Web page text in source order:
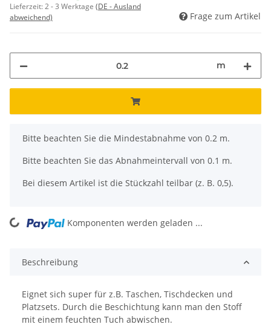
Lieferzeit:2 - 3 Werktage (DE - Ausland
abweichend)
Frage zum Artikel
m
x
Bitte beachten Sie die Mindestabnahme von 0.2 m.
Bitte beachten Sie das Abnahmeintervall von 0.1 m.
Bei diesem Artikel ist die Stückzahl teilbar (z. B. 0,5).
Komponenten werden geladen ...
Beschreibung
Eignet sich super für z.B. Taschen, Tischdecken und
Platzsets. Durch die Beschichtung kann man den Stoff
mit einem feuchten Tuch abwischen.